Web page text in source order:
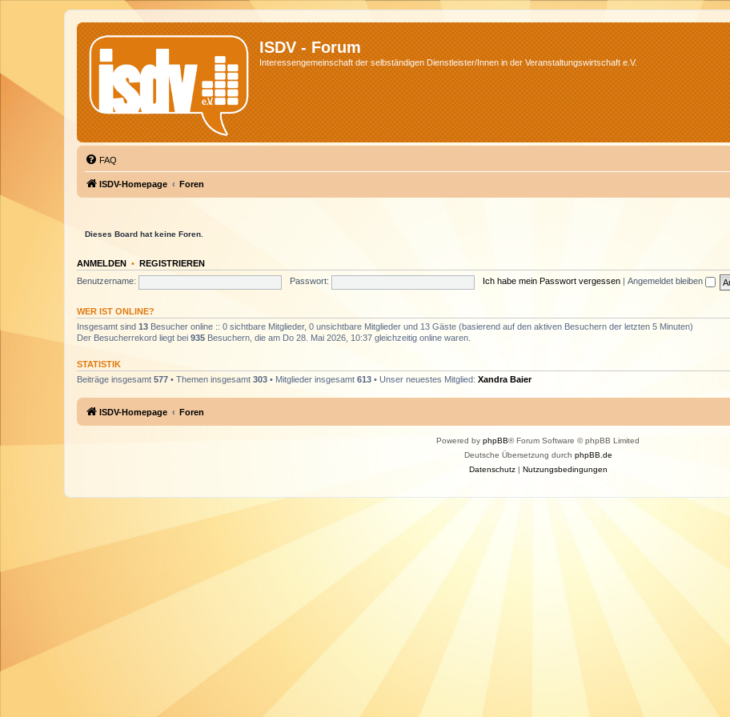
ISDV - Forum
Interessengemeinschaft der selbständigen Dienstleister/Innen in der Veranstaltungswirtschaft e.V.
FAQ
ISDV-Homepage Foren
Dieses Board hat keine Foren.
ANMELDEN • REGISTRIEREN
Benutzername:
Passwort: Ich habe mein Passwort vergessen Angemeldet bleiben
WER IST ONLINE?
Insgesamt sind 13 Besucher online :: 0 sichtbare Mitglieder, 0 unsichtbare Mitglieder und 13 Gäste (basierend auf den aktiven Besuchern der letzten 5 Minuten)
Der Besucherrekord liegt bei 935 Besuchern, die am Do 28. Mai 2026, 10:37 gleichzeitig online waren.
STATISTIK
Beiträge insgesamt 577 • Themen insgesamt 303 • Mitglieder insgesamt 613 • Unser neuestes Mitglied: Xandra Baier
ISDV-Homepage Foren
Powered by phpBB® Forum Software © phpBB Limited
Deutsche Übersetzung durch phpBB.de
Datenschutz| Nutzungsbedingungen